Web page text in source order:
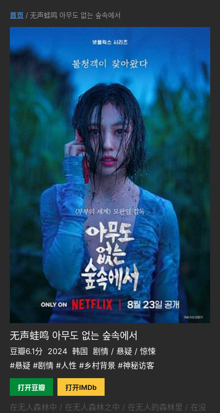
首页 / 无声蛙鸣 아무도 없는 숲속에서
无声蛙鸣 아무도 없는 숲속에서
豆瓣6.1分 2024 韩国 剧情 / 悬疑 / 惊悚
#悬疑 #剧情 #人性 #乡村背景 #神秘访客
打开豆瓣 打开IMDb
在无人森林中 / 在无人森林之中 / 在无人的森林里 / 在没